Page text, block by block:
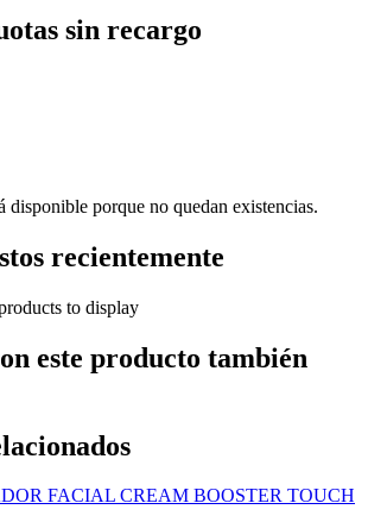
sin recargo
disponible porque no quedan existencias.
recientemente
to display
este producto también